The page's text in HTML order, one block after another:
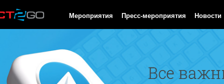
Мероприятия Пресс-мероприятия Новости